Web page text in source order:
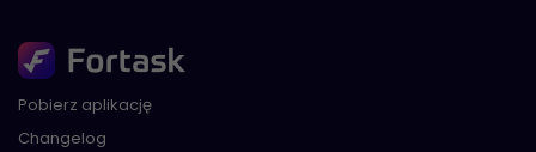
Pobierz aplikację
Changelog